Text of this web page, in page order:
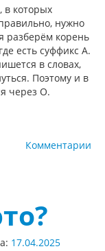
в которых
нужно
разберём корень
есть суффикс А.
в словах,
Поэтому и в
через О.
Комментарии
17.04.2025